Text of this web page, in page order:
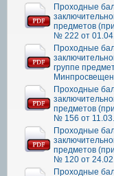
Проходные
предметов
№ 222 от
Проходные
группе
Проходные
предметов
№ 156 от
Проходные
предметов
№ 120 от
Проходные